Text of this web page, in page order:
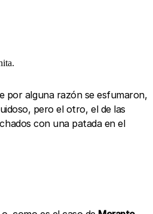
por alguna razón se esfumaron,
pero el otro, el de las
con una patada en el